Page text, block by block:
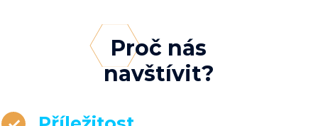
Proč nás
navštívit?